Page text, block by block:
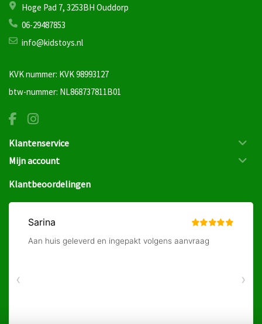
Hoge Pad 7, 3253BH Ouddorp
06-29487853
info@kidstoys.nl
KVK nummer: KVK 98993127
btw-nummer: NL868737811B01
Klantenservice
Mijn account
Klantbeoordelingen